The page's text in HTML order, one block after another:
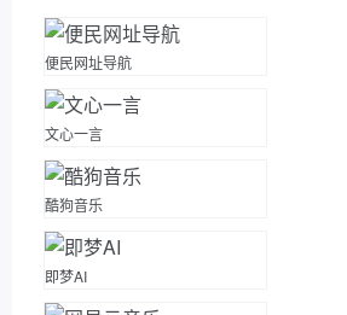
便民网址导航
文心一言
酷狗音乐
即梦AI